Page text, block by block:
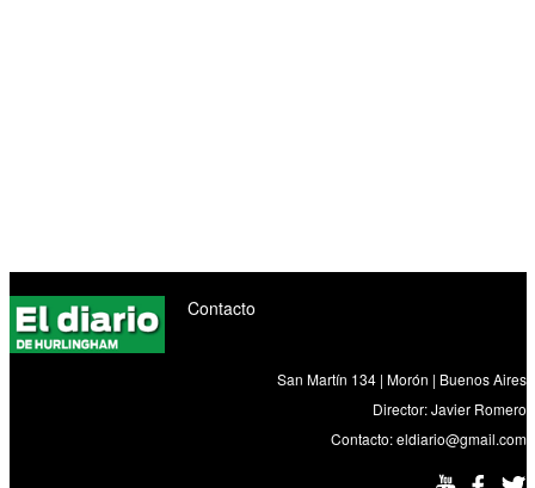
Contacto
San Martín 134 | Morón | Buenos Aires
Director: Javier Romero
Contacto:eldiario@gmail.com